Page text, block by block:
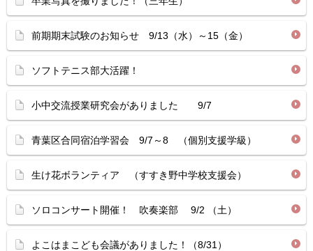
前期期末試験のお知らせ 9/13（水）～15（金）
ソフトテニス部大活躍！
小中交流授業研究会がありました 9/7
青葉区合同宿泊学習会 9/7～8 （個別支援学級）
生け花ボランティア （すすき野中学校支援会）
ソロコンサート開催！ 吹奏楽部 9/2 （土）
よこはまこども会議がありました！（8/31）